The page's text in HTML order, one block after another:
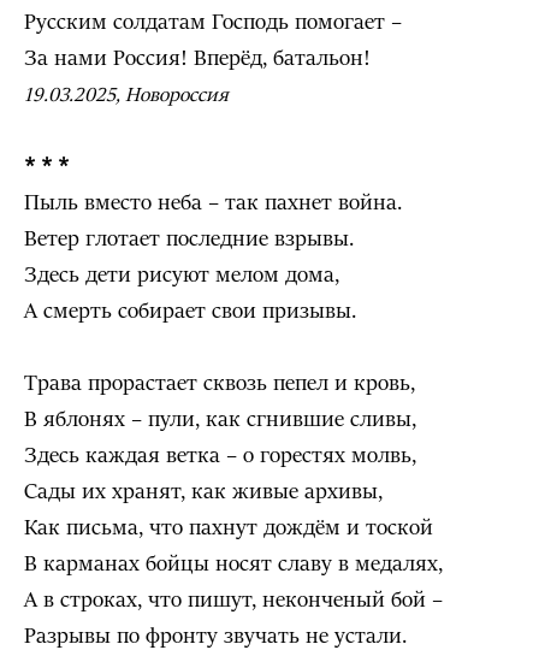
Русским солдатам Господь помогает –
За нами Россия! Вперёд, батальон!
19.03.2025, Новороссия
* * *
Пыль вместо неба – так пахнет война.
Ветер глотает последние взрывы.
Здесь дети рисуют мелом дома,
А смерть собирает свои призывы.
Трава прорастает сквозь пепел и кровь,
В яблонях – пули, как сгнившие сливы,
Здесь каждая ветка – о горестях молвь,
Сады их хранят, как живые архивы,
Как письма, что пахнут дождём и тоской
В карманах бойцы носят славу в медалях,
А в строках, что пишут, неконченый бой –
Разрывы по фронту звучать не устали.